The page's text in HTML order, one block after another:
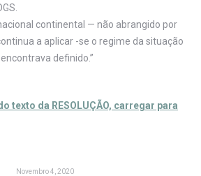
continental — não abrangido por
a aplicar -se o regime da situação
definido.”
texto da RESOLUÇÃO, carregar para
Novembro 4, 2020